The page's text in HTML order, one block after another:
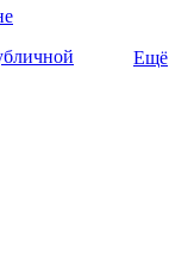
Ещё